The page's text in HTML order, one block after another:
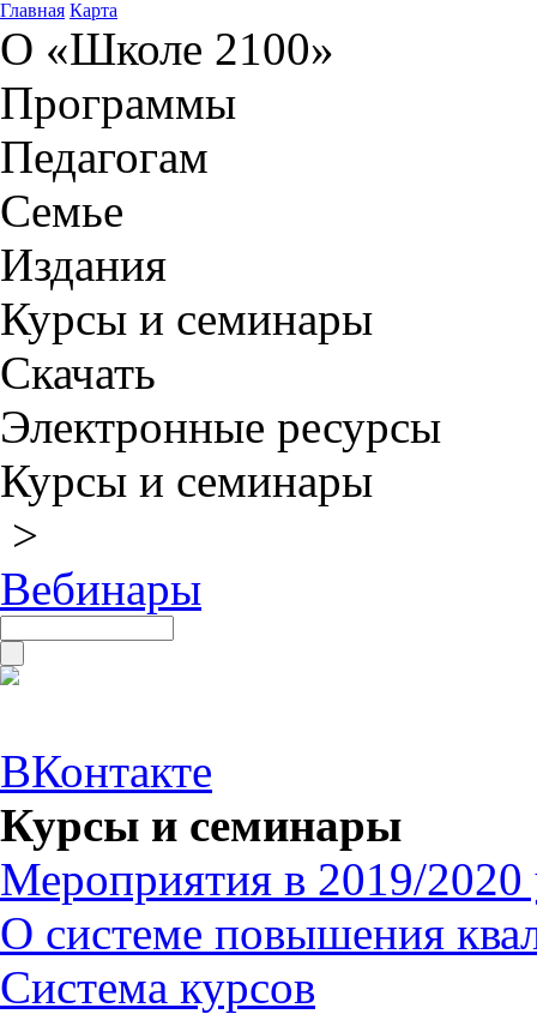
Главная Карта
О «Школе 2100»
Программы
Педагогам
Семье
Издания
Курсы и семинары
Скачать
Электронные ресурсы
Курсы и семинары
>
Вебинары
ВКонтакте
Курсы и семинары
Мероприятия в 2019/2020
О системе повышения
Система курсов